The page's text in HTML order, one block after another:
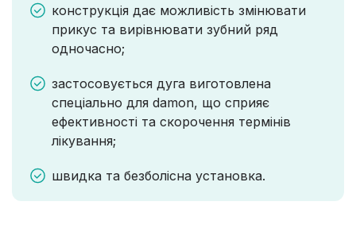
конструкція дає можливість змінювати
прикус та вирівнювати зубний ряд
одночасно;
застосовується дуга виготовлена
спеціально для damon, що сприяє
ефективності та скорочення термінів
лікування;
швидка та безболісна установка.